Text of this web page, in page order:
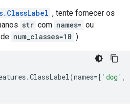
, tente fornecer os
str com names= ou
num_classes=10 ).
.ClassLabel(names=[ 'dog' ,